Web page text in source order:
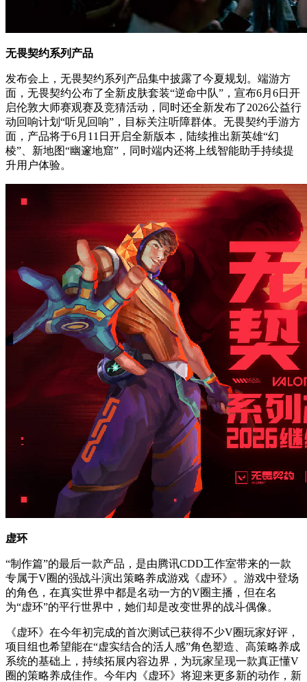
无畏契约系列产品
发布会上，无畏契约系列产品集中披露了今夏规划。端游方
面，无畏契约公布了全新皮肤套装“逆命中队”，宣布6月6日开
启伦敦大师赛观赛及竞猜活动，同时还全新发布了2026公益行
动回响计划“听见回响”，目标关注听障群体。无畏契约手游方
面，产品将于6月11日开启全新版本，陆续推出新英雄“幻
棱”、新地图“幽邃地窟”，同时端内还将上线智能助手持续提
升用户体验。
虚环
“制作篇”的最后一款产品，是由腾讯CDD工作室带来的一款
专属于V圈的强战斗演出策略养成游戏《虚环》。游戏中登场
的角色，在真实世界中都是名动一方的V圈主播，但在名
为“虚环”的平行世界中，她们却是改变世界的战斗偶像。
《虚环》在今年初完成的首次测试已获得不少V圈玩家好评，
项目组也希望能在“虚实结合的活人感”角色塑造、高策略养成
系统的基础上，持续拓展内容边界，为玩家呈现一款真正懂V
圈的策略养成佳作。今年内《虚环》将迎来更多新的动作，新